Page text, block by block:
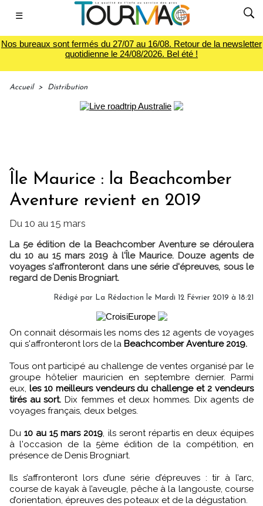
☰
Nos bureaux sont fermés du 27/07 au 16/08. Retour de la newsletter
quotidienne le 24/08/2026. Bel été !
Accueil > Distribution
Île Maurice : la Beachcomber
Aventure revient en 2019
Du 10 au 15 mars
La 5e édition de la Beachcomber Aventure se déroulera
du 10 au 15 mars 2019 à l'Île Maurice. Douze agents de
voyages s'affronteront dans une série d'épreuves, sous le
regard de Denis Brogniart.
Rédigé par La Rédaction le Mardi 12 Février 2019 à 18:21
On connait désormais les noms des 12 agents de voyages
qui s'affronteront lors de la Beachcomber Aventure 2019.
Tous ont participé au challenge de ventes organisé par le
groupe hôtelier mauricien en septembre dernier. Parmi
eux, les 10 meilleurs vendeurs du challenge et 2 vendeurs
tirés au sort. Dix femmes et deux hommes. Dix agents de
voyages français, deux belges.
Du10 au 15 mars 2019, ils seront répartis en deux équipes
à l'occasion de la 5ème édition de la compétition, en
présence de Denis Brogniart.
Ils s’affronteront lors d’une série d’épreuves : tir à l’arc,
course de kayak à l’aveugle, pêche à la langouste, course
d’orientation, épreuves des poteaux et de la dégustation.